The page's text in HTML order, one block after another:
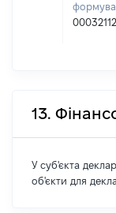
00032112
13.
У суб'єкта
об'єкти для